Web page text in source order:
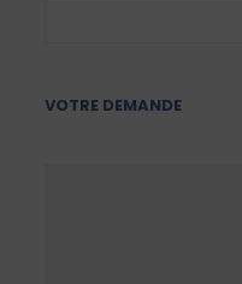
VOTRE DEMANDE